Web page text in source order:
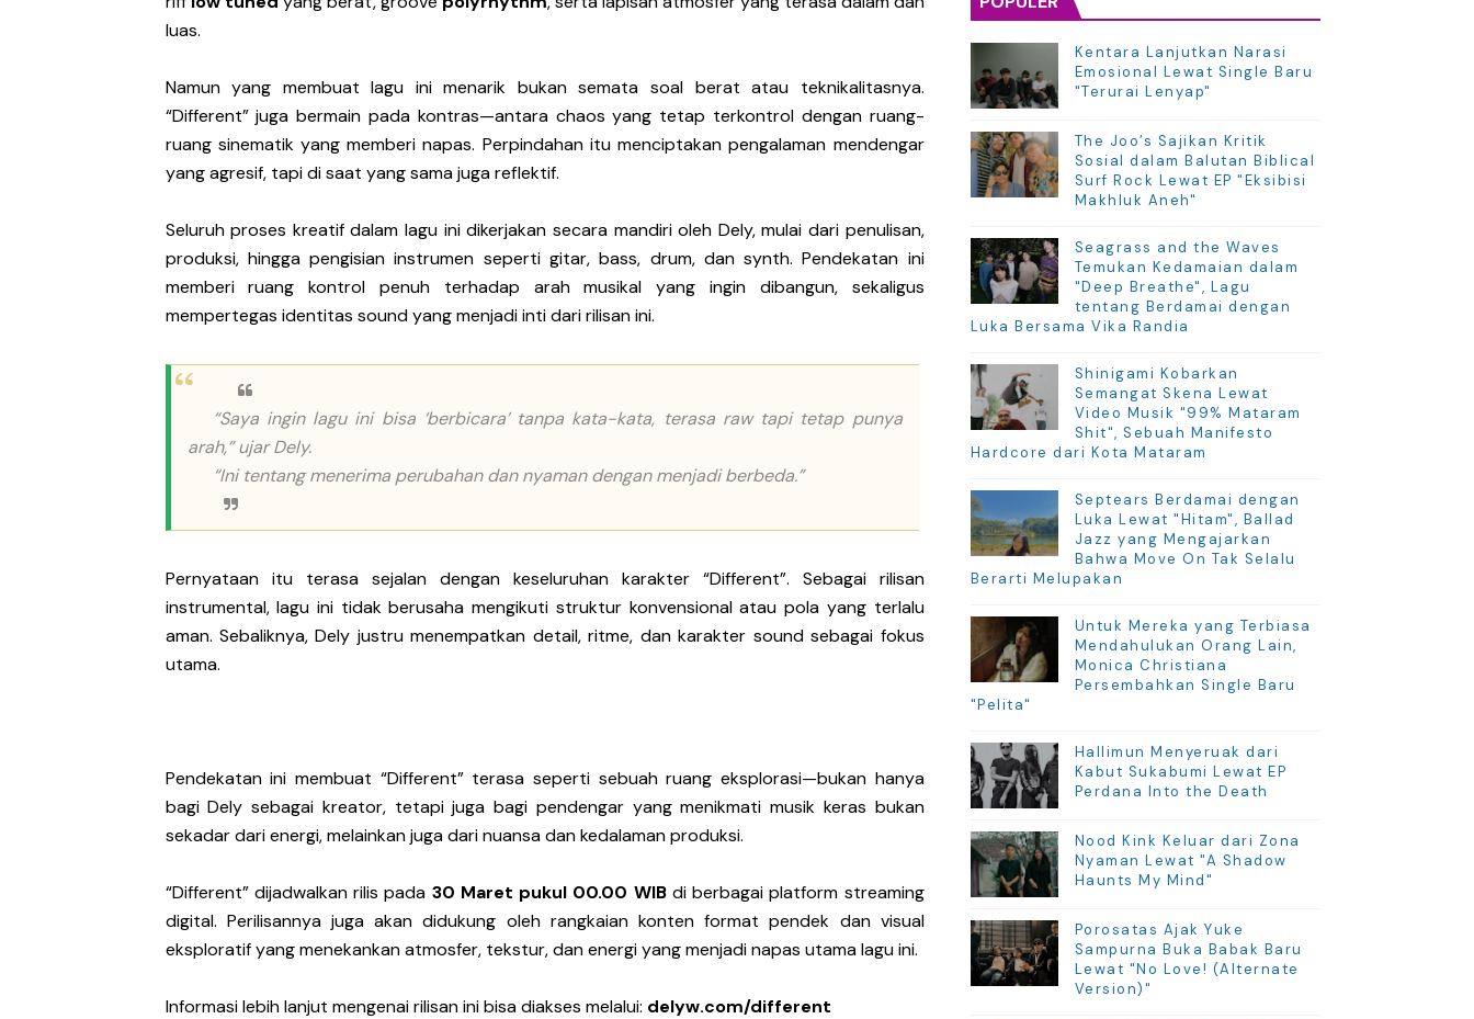
luas.
Namun yang membuat lagu ini menarik bukan semata soal berat atau teknikalitasnya.
“Different” juga bermain pada kontras—antara chaos yang tetap terkontrol dengan ruang-
ruang sinematik yang memberi napas. Perpindahan itu menciptakan pengalaman mendengar
yang agresif, tapi di saat yang sama juga reflektif.
Seluruh proses kreatif dalam lagu ini dikerjakan secara mandiri oleh Dely, mulai dari penulisan,
produksi, hingga pengisian instrumen seperti gitar, bass, drum, dan synth. Pendekatan ini
memberi ruang kontrol penuh terhadap arah musikal yang ingin dibangun, sekaligus
mempertegas identitas sound yang menjadi inti dari rilisan ini.
“Saya ingin lagu ini bisa ‘berbicara’ tanpa kata-kata, terasa raw tapi tetap punya
arah,” ujar Dely.
“Ini tentang menerima perubahan dan nyaman dengan menjadi berbeda.”
Pernyataan itu terasa sejalan dengan keseluruhan karakter “Different”. Sebagai rilisan
instrumental, lagu ini tidak berusaha mengikuti struktur konvensional atau pola yang terlalu
aman. Sebaliknya, Dely justru menempatkan detail, ritme, dan karakter sound sebagai fokus
utama.
Pendekatan ini membuat “Different” terasa seperti sebuah ruang eksplorasi—bukan hanya
bagi Dely sebagai kreator, tetapi juga bagi pendengar yang menikmati musik keras bukan
sekadar dari energi, melainkan juga dari nuansa dan kedalaman produksi.
“Different” dijadwalkan rilis pada 30 Maret pukul 00.00 WIBdi berbagai platform streaming
digital. Perilisannya juga akan didukung oleh rangkaian konten format pendek dan visual
eksploratif yang menekankan atmosfer, tekstur, dan energi yang menjadi napas utama lagu ini.
Informasi lebih lanjut mengenai rilisan ini bisa diakses melalui: delyw.com/different
Kentara Lanjutkan Narasi
Emosional Lewat Single Baru
"Terurai Lenyap"
The Joo’s Sajikan Kritik
Sosial dalam Balutan Biblical
Surf Rock Lewat EP "Eksibisi
Makhluk Aneh"
Seagrass and the Waves
Temukan Kedamaian dalam
"Deep Breathe", Lagu
tentang Berdamai dengan
Luka Bersama Vika Randia
Shinigami Kobarkan
Semangat Skena Lewat
Video Musik "99% Mataram
Shit", Sebuah Manifesto
Hardcore dari Kota Mataram
Septears Berdamai dengan
Luka Lewat "Hitam", Ballad
Jazz yang Mengajarkan
Bahwa Move On Tak Selalu
Berarti Melupakan
Untuk Mereka yang Terbiasa
Mendahulukan Orang Lain,
Monica Christiana
Persembahkan Single Baru
"Pelita"
Hallimun Menyeruak dari
Kabut Sukabumi Lewat EP
Perdana Into the Death
Nood Kink Keluar dari Zona
Nyaman Lewat "A Shadow
Haunts My Mind"
Porosatas Ajak Yuke
Sampurna Buka Babak Baru
Lewat "No Love! (Alternate
Version)"